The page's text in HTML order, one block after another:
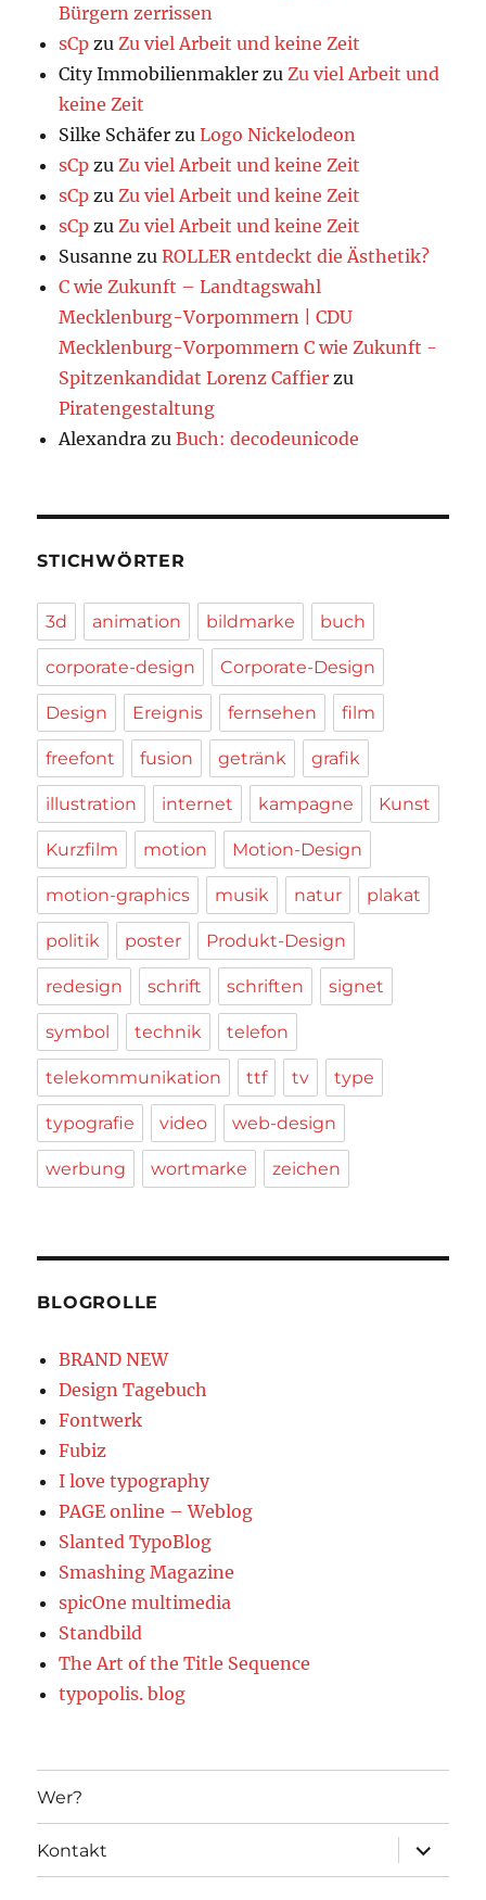
Bürgern zerrissen
sCp zuZu viel Arbeit und keine Zeit
City Immobilienmakler zuZu viel Arbeit und
keine Zeit
Silke Schäfer zuLogo Nickelodeon
sCp zuZu viel Arbeit und keine Zeit
sCp zuZu viel Arbeit und keine Zeit
sCp zuZu viel Arbeit und keine Zeit
Susanne zuROLLER entdeckt die Ästhetik?
C wie Zukunft – Landtagswahl
Mecklenburg-Vorpommern | CDU
Mecklenburg-Vorpommern C wie Zukunft -
Spitzenkandidat Lorenz Caffier zu
Piratengestaltung
Alexandra zuBuch: decodeunicode
STICHWÖRTER
3d animation bildmarke buch
corporate-design Corporate-Design
Design Ereignis fernsehen film
freefont fusion getränk grafik
illustration internet kampagne Kunst
Kurzfilm motion Motion-Design
motion-graphics musik natur plakat
politik poster Produkt-Design
redesign schrift schriften signet
symbol technik telefon
telekommunikation ttf tv type
typografie video web-design
werbung wortmarke zeichen
BLOGROLLE
BRAND NEW
Design Tagebuch
Fontwerk
Fubiz
I love typography
PAGE online – Weblog
Slanted TypoBlog
Smashing Magazine
spicOne multimedia
Standbild
The Art of the Title Sequence
typopolis. blog
Wer?
Kontakt
öffnen